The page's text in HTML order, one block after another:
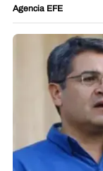
Agencia EFE